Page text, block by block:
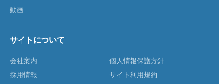
動画
サイトについて
会社案内
採用情報
個人情報保護方針
サイト利用規約